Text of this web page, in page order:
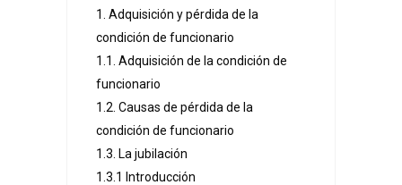
1. Adquisición y pérdida de la
condición de funcionario
1.1. Adquisición de la condición de
funcionario
1.2. Causas de pérdida de la
condición de funcionario
1.3. La jubilación
1.3.1 Introducción